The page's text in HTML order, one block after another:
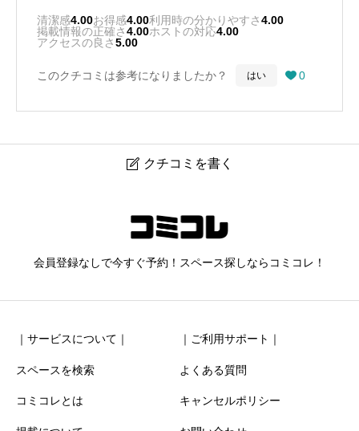
清潔感4.00お得感4.00利用時の分かりやすさ4.00
掲載情報の正確さ4.00ホストの対応4.00
アクセスの良さ5.00
このクチコミは参考になりましたか？ はい  0
 クチコミを書く
ニックネーム 任意
清潔感
会員登録なしで今すぐ予約！スペース探しならコミコレ！
｜サービスについて｜
スペースを検索
コミコレとは
｜ご利用サポート｜
よくある質問
キャンセルポリシー